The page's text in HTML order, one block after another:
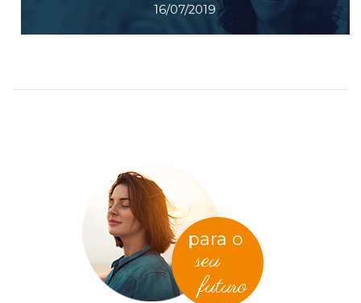
16/07/2019
para o
seu
futuro